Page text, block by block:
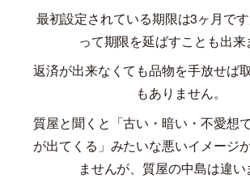
最初設定されている期限は3ヶ月で
って期限を延ばすことも出来
返済が出来なくても品物を手放せば
もありません。
質屋と聞くと「古い・暗い・不愛想
が出てくる」みたいな悪いイメージ
ませんが、質屋の中島は違い